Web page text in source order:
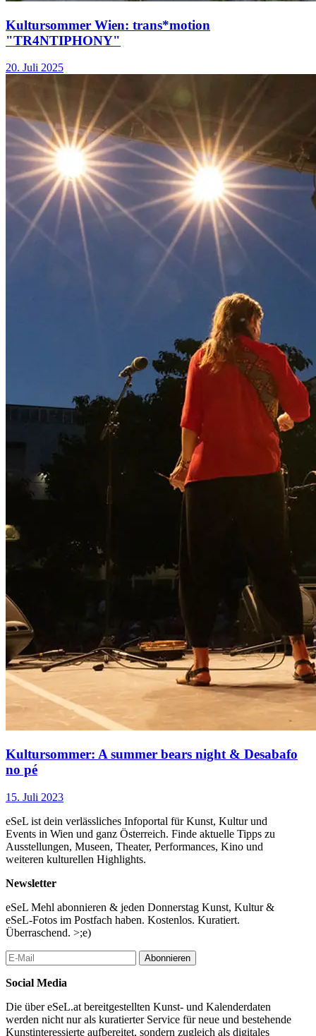
Kultursommer Wien: trans*motion
"TR4NTIPHONY"
20. Juli 2025
Kultursommer: A summer bears night & Desabafo
no pé
15. Juli 2023
eSeL ist dein verlässliches Infoportal für Kunst, Kultur und
Events in Wien und ganz Österreich. Finde aktuelle Tipps zu
Ausstellungen, Museen, Theater, Performances, Kino und
weiteren kulturellen Highlights.
Newsletter
eSeL Mehl abonnieren & jeden Donnerstag Kunst, Kultur &
eSeL-Fotos im Postfach haben. Kostenlos. Kuratiert.
Überraschend. >;e)
Abonnieren
Social Media
Die über eSeL.at bereitgestellten Kunst- und Kalenderdaten
werden nicht nur als kuratierter Service für neue und bestehende
Kunstinteressierte aufbereitet, sondern zugleich als digitales